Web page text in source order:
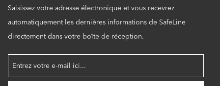
Saisissez votre adresse électronique et vous recevrez
automatiquement les dernières informations de SafeLine
directement dans votre boîte de réception.